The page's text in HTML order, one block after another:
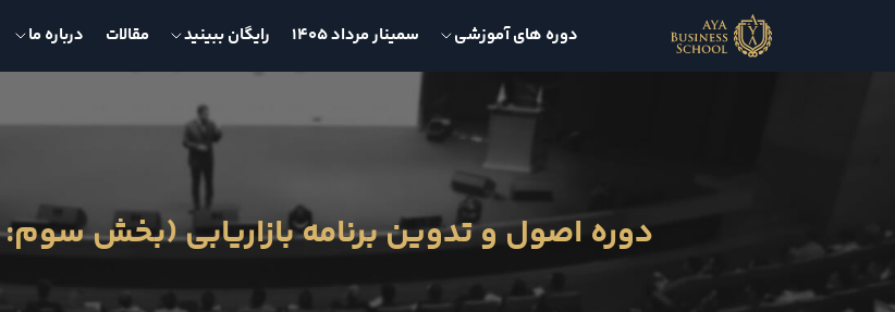
دوره های آموزشی سمینار مرداد 1405 رایگان ببینید مقالات درباره ما
دوره اصول و تدوین برنامه بازاریابی (بخش سوم: